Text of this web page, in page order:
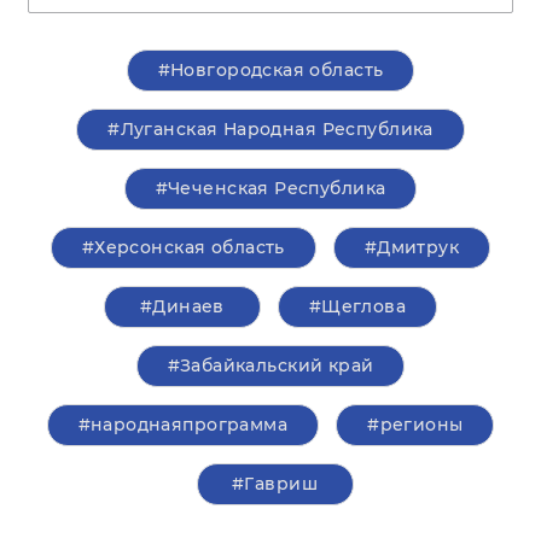
#Новгородская область
#Луганская Народная Республика
#Чеченская Республика
#Херсонская область #Дмитрук
#Динаев #Щеглова
#Забайкальский край
#народнаяпрограмма #регионы
#Гавриш